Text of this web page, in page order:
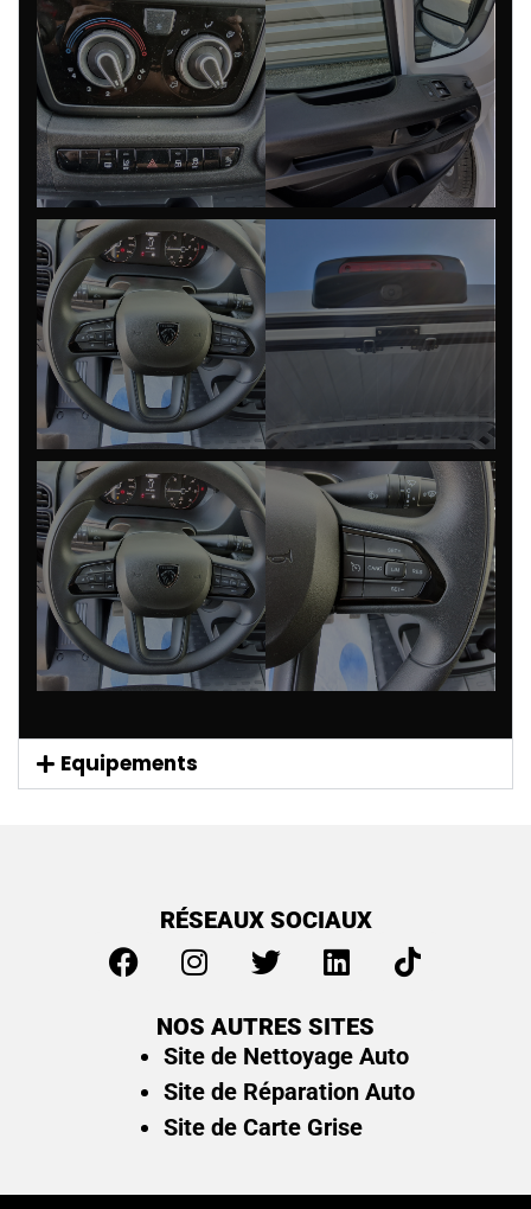
Equipements
RÉSEAUX SOCIAUX
NOS AUTRES SITES
Site de Nettoyage Auto
Site de Réparation Auto
Site de Carte Grise